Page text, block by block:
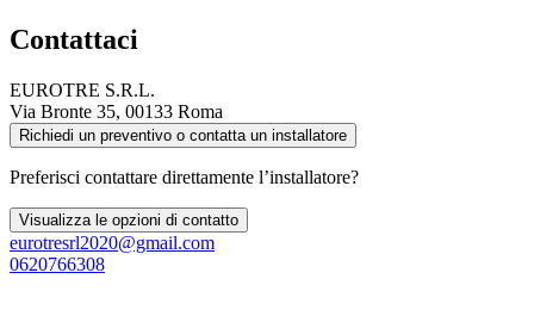
Contattaci
EUROTRE S.R.L.
Via Bronte 35, 00133 Roma
Richiedi un preventivo o contatta un installatore
Preferisci contattare direttamente l’installatore?
Visualizza le opzioni di contatto
eurotresrl2020@gmail.com
0620766308